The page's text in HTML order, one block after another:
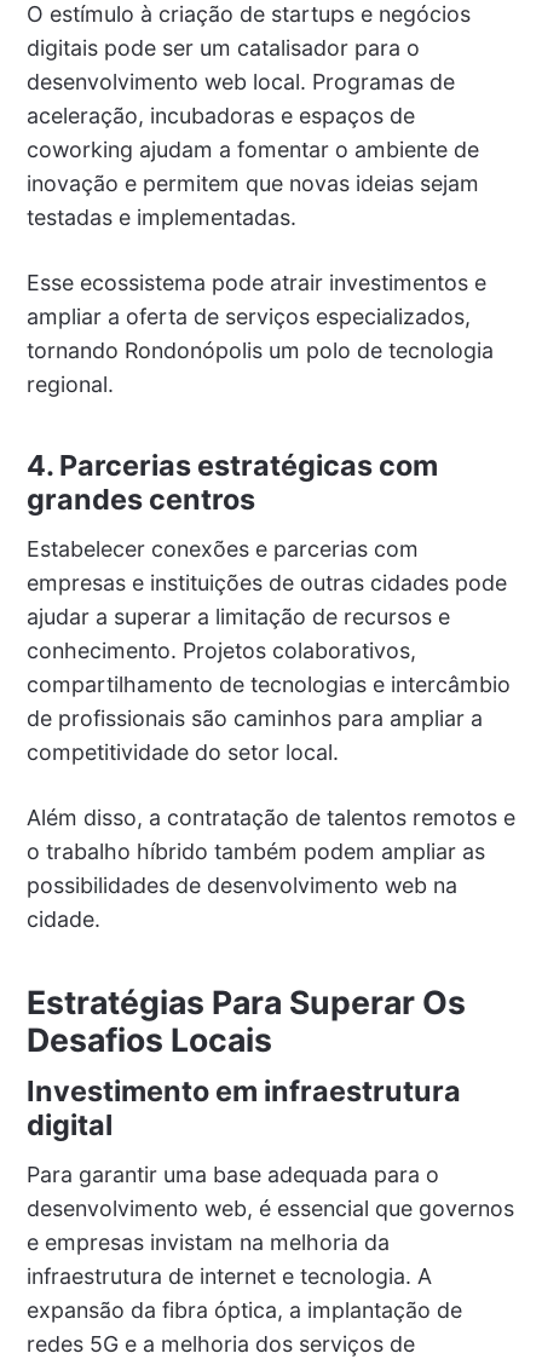
O estímulo à criação de startups e negócios
digitais pode ser um catalisador para o
desenvolvimento web local. Programas de
aceleração, incubadoras e espaços de
coworking ajudam a fomentar o ambiente de
inovação e permitem que novas ideias sejam
testadas e implementadas.
Esse ecossistema pode atrair investimentos e
ampliar a oferta de serviços especializados,
tornando Rondonópolis um polo de tecnologia
regional.
4. Parcerias estratégicas com
grandes centros
Estabelecer conexões e parcerias com
empresas e instituições de outras cidades pode
ajudar a superar a limitação de recursos e
conhecimento. Projetos colaborativos,
compartilhamento de tecnologias e intercâmbio
de profissionais são caminhos para ampliar a
competitividade do setor local.
Além disso, a contratação de talentos remotos e
o trabalho híbrido também podem ampliar as
possibilidades de desenvolvimento web na
cidade.
Estratégias Para Superar Os
Desafios Locais
Investimento em infraestrutura
digital
Para garantir uma base adequada para o
desenvolvimento web, é essencial que governos
e empresas invistam na melhoria da
infraestrutura de internet e tecnologia. A
expansão da fibra óptica, a implantação de
redes 5G e a melhoria dos serviços de